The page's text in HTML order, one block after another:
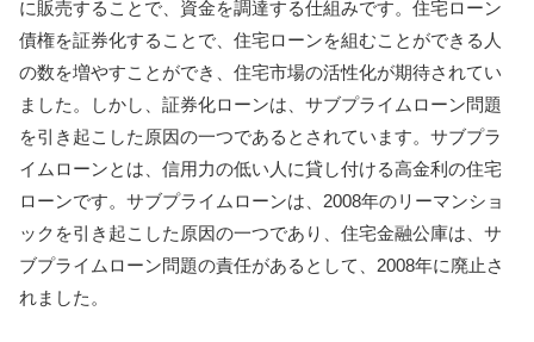
に販売することで、資金を調達する仕組みです。住宅ローン
債権を証券化することで、住宅ローンを組むことができる人
の数を増やすことができ、住宅市場の活性化が期待されてい
ました。しかし、証券化ローンは、サブプライムローン問題
を引き起こした原因の一つであるとされています。サブプラ
イムローンとは、信用力の低い人に貸し付ける高金利の住宅
ローンです。サブプライムローンは、2008年のリーマンショ
ックを引き起こした原因の一つであり、住宅金融公庫は、サ
ブプライムローン問題の責任があるとして、2008年に廃止さ
れました。